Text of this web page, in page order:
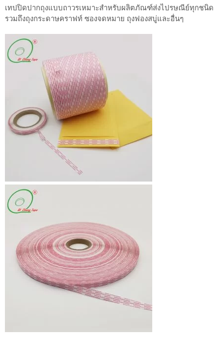
เทปปิดปากถุงแบบถาวรเหมาะสำหรับผลิตภัณฑ์ส่งไปรษณีย์ทุกชนิด
รวมถึงถุงกระดาษคราฟท์ ซองจดหมาย ถุงฟองสบู่และอื่นๆ